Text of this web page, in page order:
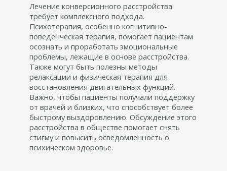
Лечение конверсионного расстройства
требует комплексного подхода.
Психотерапия, особенно когнитивно-
поведенческая терапия, помогает пациентам
осознать и проработать эмоциональные
проблемы, лежащие в основе расстройства.
Также могут быть полезны методы
релаксации и физическая терапия для
восстановления двигательных функций.
Важно, чтобы пациенты получали поддержку
от врачей и близких, что способствует более
быстрому выздоровлению. Обсуждение этого
расстройства в обществе помогает снять
стигму и повысить осведомленность о
психическом здоровье.